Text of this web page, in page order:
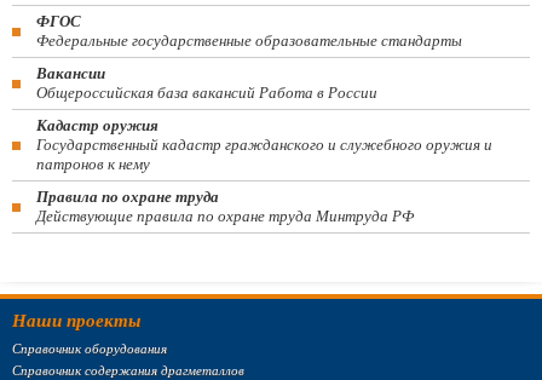
ФГОС
Федеральные государственные образовательные стандарты
Вакансии
Общероссийская база вакансий Работа в России
Кадастр оружия
Государственный кадастр гражданского и служебного оружия и
патронов к нему
Правила по охране труда
Действующие правила по охране труда Минтруда РФ
Наши проекты
Справочник оборудования
Справочник содержания драгметаллов